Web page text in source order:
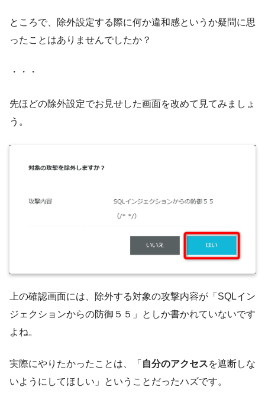
ところで、除外設定する際に何か違和感というか疑問に思
ったことはありませんでしたか？
・・・
先ほどの除外設定でお見せした画面を改めて見てみましょ
う。
上の確認画面には、除外する対象の攻撃内容が「SQLイン
ジェクションからの防御５５」としか書かれていないです
よね。
実際にやりたかったことは、「 自分のアクセスを遮断しな
いようにしてほしい」ということだったハズです。